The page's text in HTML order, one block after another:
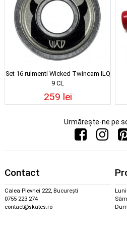
Set 16 rulmenti Wicked Twincam ILQ
9 CL
259 lei
Urmărește-ne pe
Contact
Calea Plevnei 222, București
0755 223 274
contact@skates.ro